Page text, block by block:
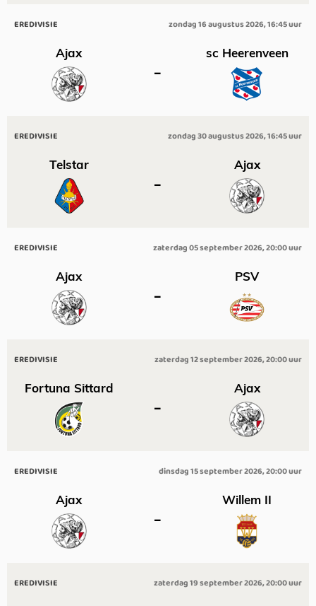
EREDIVISIE zondag 16 augustus 2026, 16:45 uur
Ajax
–
sc Heerenveen
EREDIVISIE zondag 30 augustus 2026, 16:45 uur
Telstar
–
Ajax
EREDIVISIE zaterdag 05 september 2026, 20:00 uur
Ajax
–
PSV
EREDIVISIE zaterdag 12 september 2026, 20:00 uur
Fortuna Sittard
–
Ajax
EREDIVISIE dinsdag 15 september 2026, 20:00 uur
Ajax
–
Willem II
EREDIVISIE zaterdag 19 september 2026, 20:00 uur